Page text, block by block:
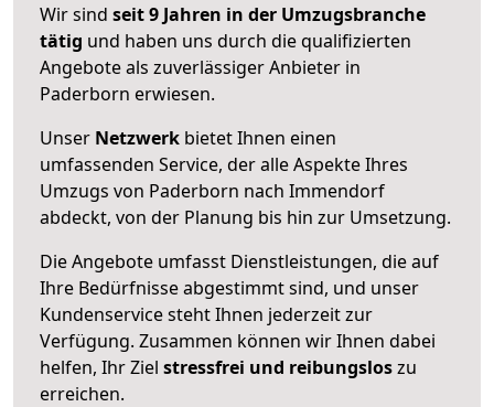
Wir sind seit 9 Jahren in der Umzugsbranche
tätig und haben uns durch die qualifizierten
Angebote als zuverlässiger Anbieter in
Paderborn erwiesen.
Unser Netzwerk bietet Ihnen einen
umfassenden Service, der alle Aspekte Ihres
Umzugs von Paderborn nach Immendorf
abdeckt, von der Planung bis hin zur Umsetzung.
Die Angebote umfasst Dienstleistungen, die auf
Ihre Bedürfnisse abgestimmt sind, und unser
Kundenservice steht Ihnen jederzeit zur
Verfügung. Zusammen können wir Ihnen dabei
helfen, Ihr Ziel stressfrei und reibungsloszu
erreichen.